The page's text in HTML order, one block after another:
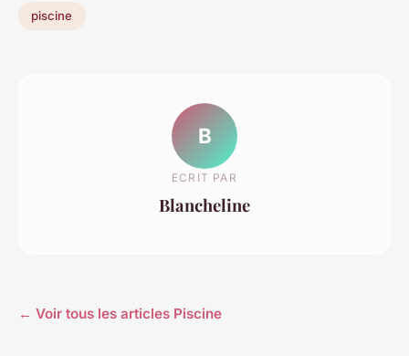
piscine
B
ECRIT PAR
Blancheline
← Voir tous les articles Piscine